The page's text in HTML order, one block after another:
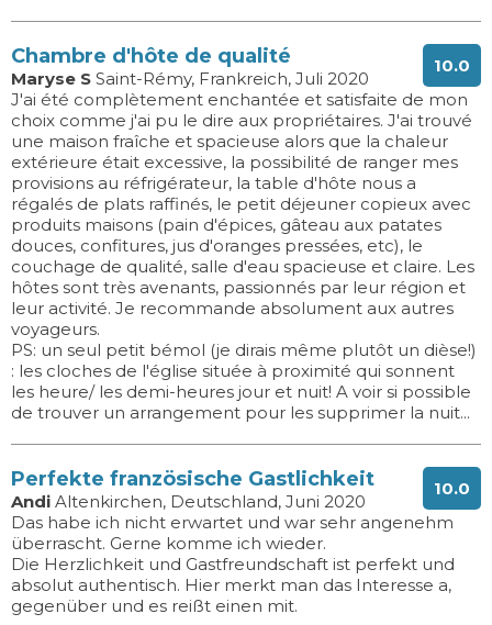
10.0
Chambre d'hôte de qualité
Maryse S Saint-Rémy, Frankreich, Juli 2020
J'ai été complètement enchantée et satisfaite de mon
choix comme j'ai pu le dire aux propriétaires. J'ai trouvé
une maison fraîche et spacieuse alors que la chaleur
extérieure était excessive, la possibilité de ranger mes
provisions au réfrigérateur, la table d'hôte nous a
régalés de plats raffinés, le petit déjeuner copieux avec
produits maisons (pain d'épices, gâteau aux patates
douces, confitures, jus d'oranges pressées, etc), le
couchage de qualité, salle d'eau spacieuse et claire. Les
hôtes sont très avenants, passionnés par leur région et
leur activité. Je recommande absolument aux autres
voyageurs.
PS: un seul petit bémol (je dirais même plutôt un dièse!)
: les cloches de l'église située à proximité qui sonnent
les heure/ les demi-heures jour et nuit! A voir si possible
de trouver un arrangement pour les supprimer la nuit...
10.0
Perfekte französische Gastlichkeit
Andi Altenkirchen, Deutschland, Juni 2020
Das habe ich nicht erwartet und war sehr angenehm
überrascht. Gerne komme ich wieder.
Die Herzlichkeit und Gastfreundschaft ist perfekt und
absolut authentisch. Hier merkt man das Interesse a,
gegenüber und es reißt einen mit.